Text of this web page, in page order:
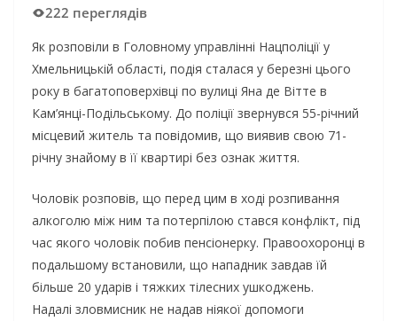
222 переглядів
Як розповіли в Головному управлінні Нацполіції у
Хмельницькій області, подія сталася у березні цього
року в багатоповерхівці по вулиці Яна де Вітте в
Кам’янці-Подільському. До поліції звернувся 55-річний
місцевий житель та повідомив, що виявив свою 71-
річну знайому в її квартирі без ознак життя.
Чоловік розповів, що перед цим в ході розпивання
алкоголю між ним та потерпілою стався конфлікт, під
час якого чоловік побив пенсіонерку. Правоохоронці в
подальшому встановили, що нападник завдав їй
більше 20 ударів і тяжких тілесних ушкоджень.
Надалі зловмисник не надав ніякої допомоги